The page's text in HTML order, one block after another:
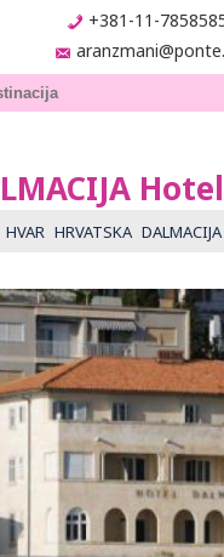
+381-11-
Hotel
HVAR HRVATSKA